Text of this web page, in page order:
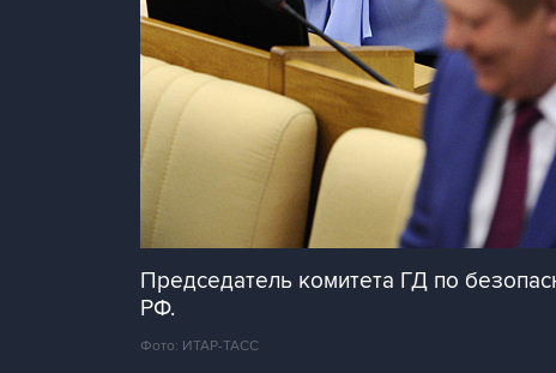
Председатель комитета ГД по
РФ.
Фото: ИТАР-ТАСС